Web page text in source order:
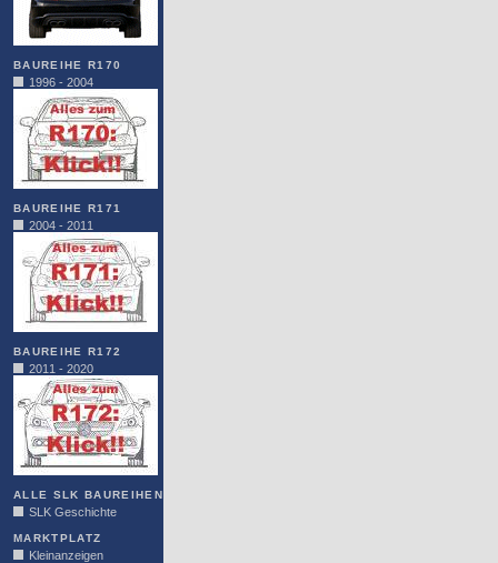
BAUREIHE R170
1996 - 2004
BAUREIHE R171
2004 - 2011
BAUREIHE R172
2011 - 2020
ALLE SLK BAUREIHEN
SLK Geschichte
MARKTPLATZ
Kleinanzeigen